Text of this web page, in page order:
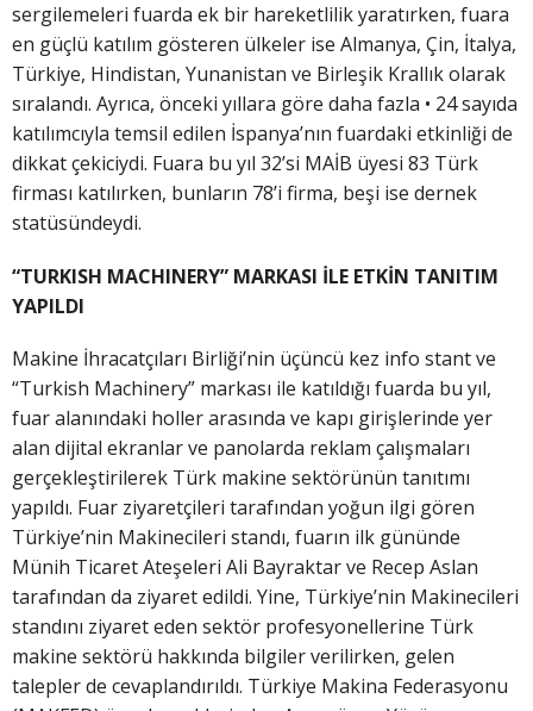
sergilemeleri fuarda ek bir hareketlilik yaratırken, fuara
en güçlü katılım gösteren ülkeler ise Almanya, Çin, İtalya,
Türkiye, Hindistan, Yunanistan ve Birleşik Krallık olarak
sıralandı. Ayrıca, önceki yıllara göre daha fazla • 24 sayıda
katılımcıyla temsil edilen İspanya’nın fuardaki etkinliği de
dikkat çekiciydi. Fuara bu yıl 32’si MAİB üyesi 83 Türk
firması katılırken, bunların 78’i firma, beşi ise dernek
statüsündeydi.
“TURKISH MACHINERY” MARKASI İLE ETKİN TANITIM
YAPILDI
Makine İhracatçıları Birliği’nin üçüncü kez info stant ve
“Turkish Machinery” markası ile katıldığı fuarda bu yıl,
fuar alanındaki holler arasında ve kapı girişlerinde yer
alan dijital ekranlar ve panolarda reklam çalışmaları
gerçekleştirilerek Türk makine sektörünün tanıtımı
yapıldı. Fuar ziyaretçileri tarafından yoğun ilgi gören
Türkiye’nin Makinecileri standı, fuarın ilk gününde
Münih Ticaret Ateşeleri Ali Bayraktar ve Recep Aslan
tarafından da ziyaret edildi. Yine, Türkiye’nin Makinecileri
standını ziyaret eden sektör profesyonellerine Türk
makine sektörü hakkında bilgiler verilirken, gelen
talepler de cevaplandırıldı. Türkiye Makina Federasyonu